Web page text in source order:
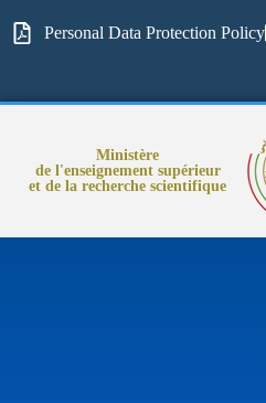
Personal Data Protection Policy
Ministère
de l'enseignement supérieur
et de la recherche scientifique